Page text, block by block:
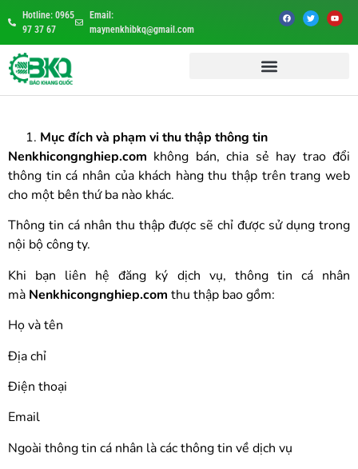
Hotline: 0965
97 37 67
Email:
maynenkhibkq@gmail.com
Mục đích và phạm vi thu thập thông tin
Nenkhicongnghiep.com không bán, chia sẻ hay trao đổi
thông tin cá nhân của khách hàng thu thập trên trang web
cho một bên thứ ba nào khác.
Thông tin cá nhân thu thập được sẽ chỉ được sử dụng trong
nội bộ công ty.
Khi bạn liên hệ đăng ký dịch vụ, thông tin cá nhân
mà Nenkhicongnghiep.com thu thập bao gồm:
Họ và tên
Địa chỉ
Điện thoại
Email
Ngoài thông tin cá nhân là các thông tin về dịch vụ